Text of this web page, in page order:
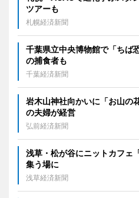
ツアーも
札幌経済新聞
千葉県立中央博物館で「ち
の捕食者も
千葉経済新聞
岩木山神社向かいに「お山
の夫婦が経営
弘前経済新聞
浅草・松が谷にニットカフ
集う場に
浅草経済新聞